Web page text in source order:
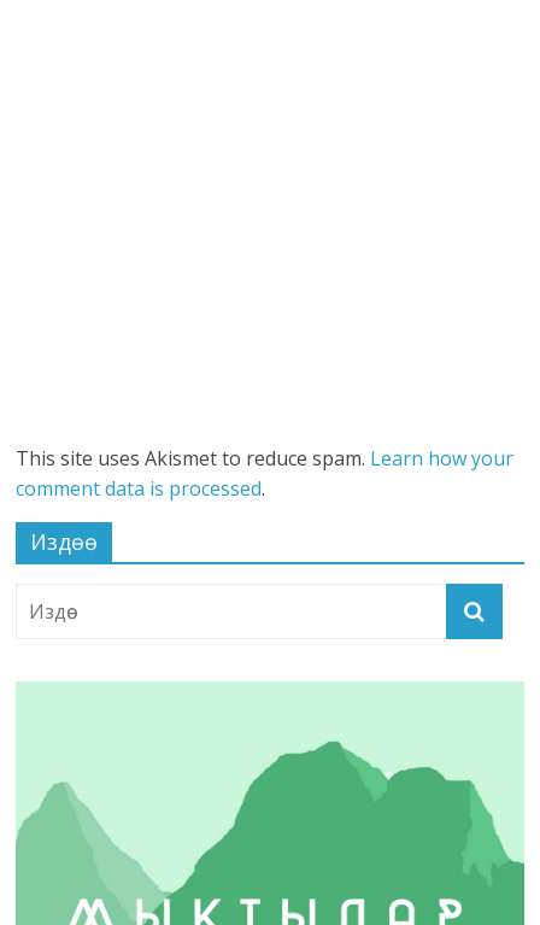
This site uses Akismet to reduce spam. Learn how your
comment data is processed.
Издөө